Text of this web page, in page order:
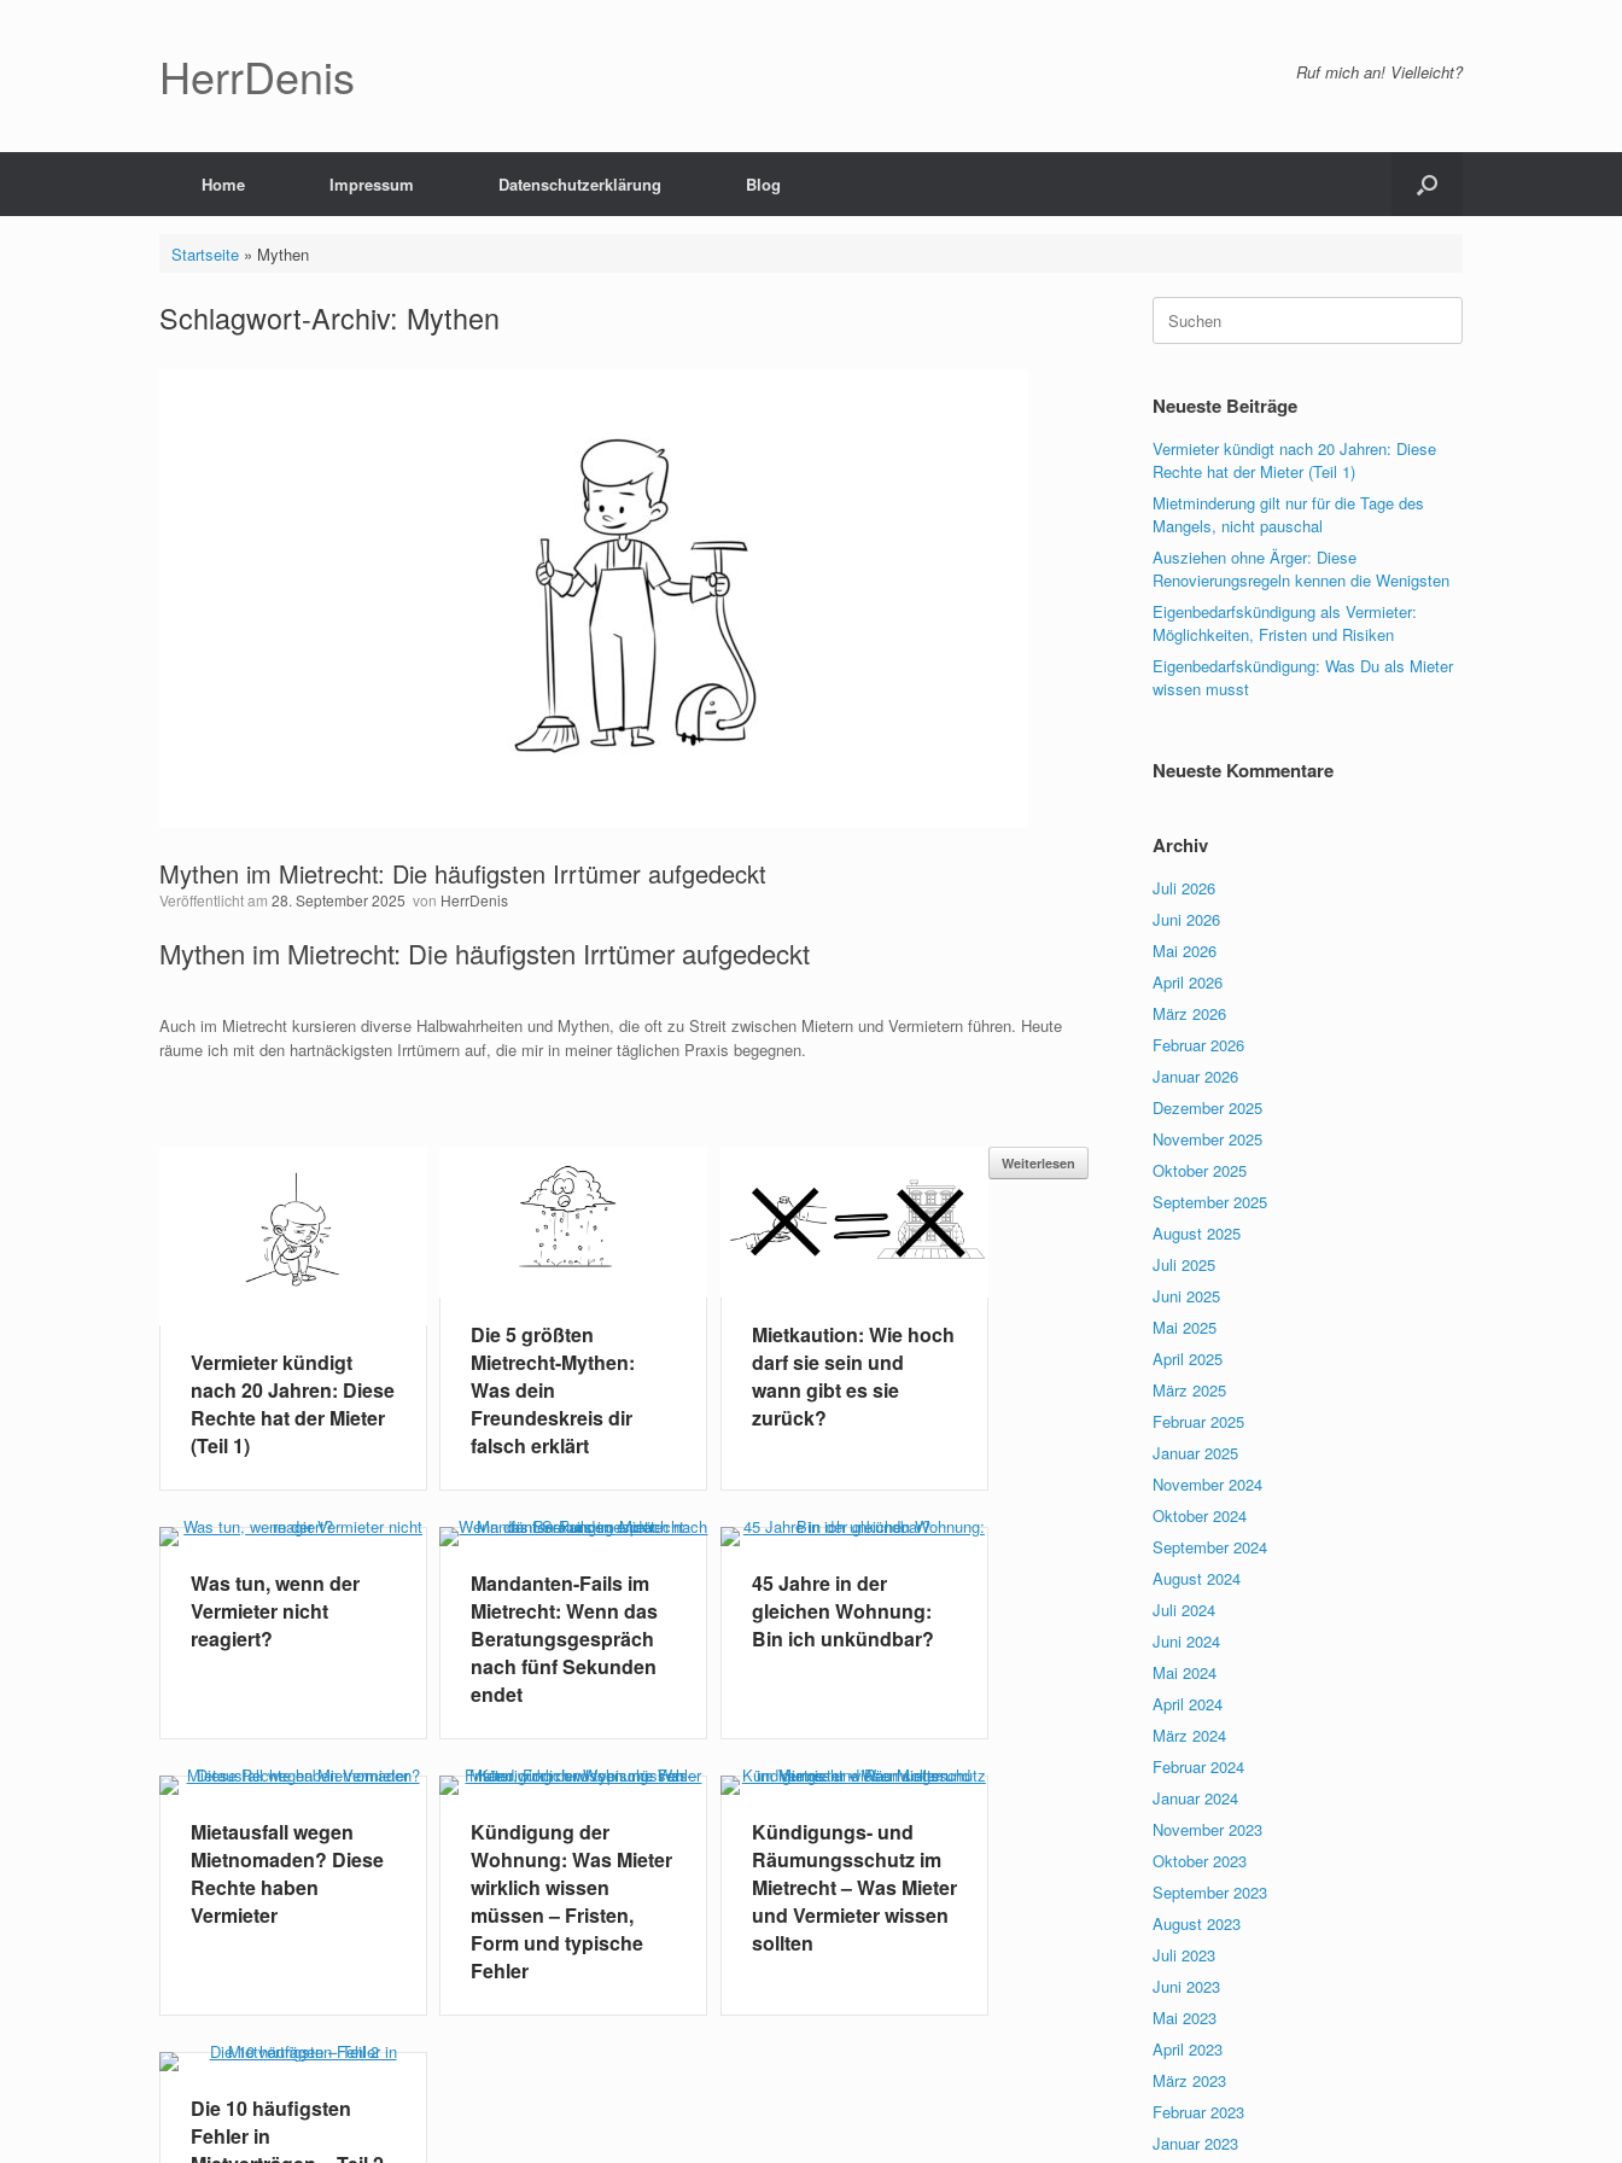
HerrDenis Ruf mich an! Vielleicht?
Home Impressum Datenschutzerklärung Blog
Startseite» Mythen
Schlagwort-Archiv: Mythen
Mythen im Mietrecht: Die häufigsten Irrtümer aufgedeckt
Veröffentlicht am 28. September 2025 von HerrDenis
Mythen im Mietrecht: Die häufigsten Irrtümer aufgedeckt
Auch im Mietrecht kursieren diverse Halbwahrheiten und Mythen, die oft zu Streit zwischen Mietern und Vermietern führen. Heute
räume ich mit den hartnäckigsten Irrtümern auf, die mir in meiner täglichen Praxis begegnen.
Weiterlesen
Vermieter kündigt
nach 20 Jahren: Diese
Rechte hat der Mieter
(Teil 1)
Die 5 größten
Mietrecht-Mythen:
Was dein
Freundeskreis dir
falsch erklärt
Mietkaution: Wie hoch
darf sie sein und
wann gibt es sie
zurück?
Was tun, wenn der
Vermieter nicht
reagiert?
Mandanten-Fails im
Mietrecht: Wenn das
Beratungsgespräch
nach fünf Sekunden
endet
45 Jahre in der
gleichen Wohnung:
Bin ich unkündbar?
Mietausfall wegen
Mietnomaden? Diese
Rechte haben
Vermieter
Kündigung der
Wohnung: Was Mieter
wirklich wissen
müssen – Fristen,
Form und typische
Fehler
Kündigungs- und
Räumungsschutz im
Mietrecht – Was Mieter
und Vermieter wissen
sollten
Die 10 häufigsten
Fehler in
Suchen
nach:
Neueste Beiträge
Vermieter kündigt nach 20 Jahren: Diese
Rechte hat der Mieter (Teil 1)
Mietminderung gilt nur für die Tage des
Mangels, nicht pauschal
Ausziehen ohne Ärger: Diese
Renovierungsregeln kennen die Wenigsten
Eigenbedarfskündigung als Vermieter:
Möglichkeiten, Fristen und Risiken
Eigenbedarfskündigung: Was Du als Mieter
wissen musst
Neueste Kommentare
Archiv
Juli 2026
Juni 2026
Mai 2026
April 2026
März 2026
Februar 2026
Januar 2026
Dezember 2025
November 2025
Oktober 2025
September 2025
August 2025
Juli 2025
Juni 2025
Mai 2025
April 2025
März 2025
Februar 2025
Januar 2025
November 2024
Oktober 2024
September 2024
August 2024
Juli 2024
Juni 2024
Mai 2024
April 2024
März 2024
Februar 2024
Januar 2024
November 2023
Oktober 2023
September 2023
August 2023
Juli 2023
Juni 2023
Mai 2023
April 2023
März 2023
Februar 2023
Januar 2023